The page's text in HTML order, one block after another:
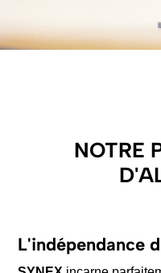
NOTRE
L'indépendance